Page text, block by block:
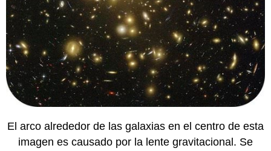
El arco alrededor de las galaxias en el centro de esta
imagen es causado por la lente gravitacional. Se